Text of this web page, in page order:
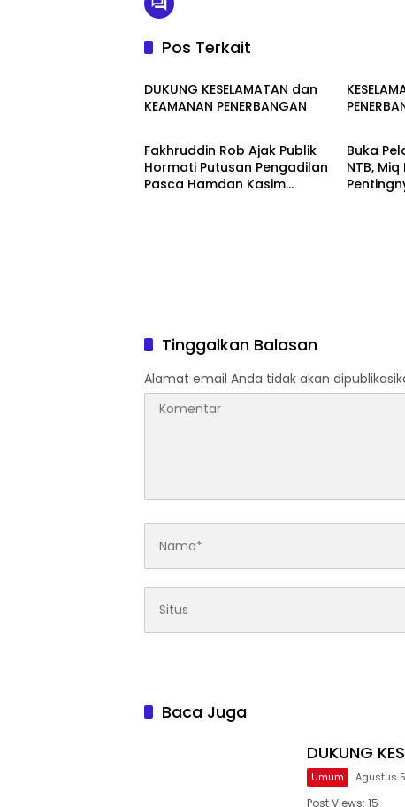
Pos Terkait
Umum
DUKUNG KESELAMATAN dan
KEAMANAN PENERBANGAN
Umum
Fakhruddin Rob Ajak Publik
Hormati Putusan Pengadilan
Pasca Hamdan Kasim
Umum
Buka
NTB,
Tinggalkan Balasan
Alamat email Anda tidak akan
Baca Juga
DUKUNG
Umum Agustus
Post Views: 15